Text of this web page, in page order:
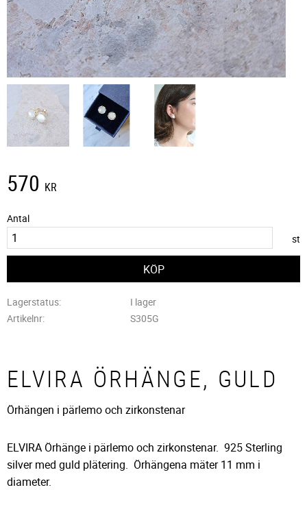
570 KR
Antal
st
Lagerstatus
I lager
Artikelnr
S305G
ELVIRA ÖRHÄNGE, GULD
Örhängen i pärlemo och zirkonstenar
ELVIRA Örhänge i pärlemo och zirkonstenar. 925 Sterling
silver med guld plätering. Örhängena mäter 11 mm i
diameter.